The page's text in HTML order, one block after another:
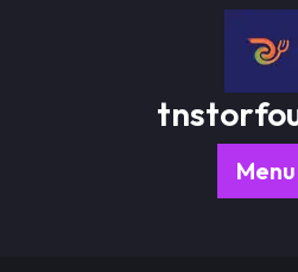
Menu